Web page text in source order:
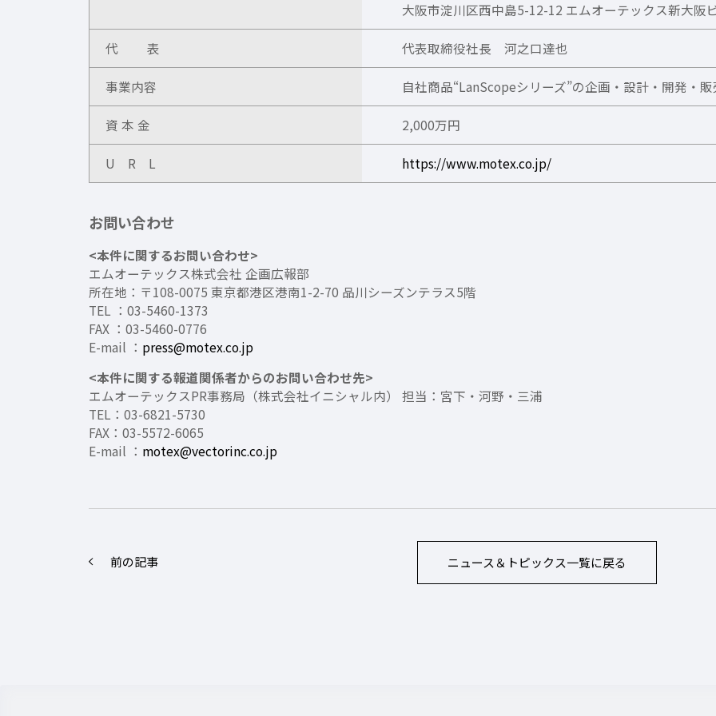
大阪市淀川区西中島5-12-12 エムオーテックス新大阪
代 表 代表取締役社長 河之口達也
事業内容 自社商品“LanScopeシリーズ”の企画・設計・開発・
資 本 金 2,000万円
U R L https://www.motex.co.jp/
お問い合わせ
<本件に関するお問い合わせ>
エムオーテックス株式会社 企画広報部
所在地：〒108-0075 東京都港区港南1-2-70 品川シーズンテラス5階
TEL ：03-5460-1373
FAX ：03-5460-0776
E-mail ： press@motex.co.jp
<本件に関する報道関係者からのお問い合わせ先>
エムオーテックスPR事務局（株式会社イニシャル内） 担当：宮下・河野・三浦
TEL：03-6821-5730
FAX：03-5572-6065
E-mail ： motex@vectorinc.co.jp
前の記事 ニュース＆トピックス一覧に戻る